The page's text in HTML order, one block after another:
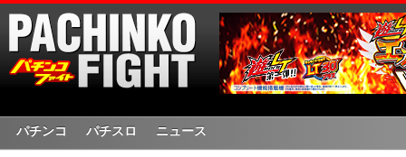
パチンコ パチスロ ニュース